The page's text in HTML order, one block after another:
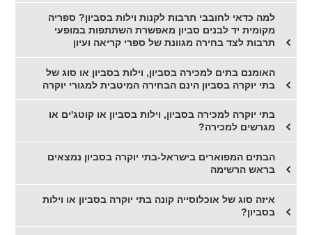
למה כדאי לחובבי תרבות לקנות וילות בסביון? ספריה
מקומית יד לבנים סביון מאפשרת השתתפות במופעי
תרבות לצד בחירה מגוונת של ספרי קריאה ועיון
האומנם בתים למכירה בסביון, וילות בסביון או סוג של
בתי יוקרה בסביון הינם הבחירה המיטבית למגורי יוקרה
בתי יוקרה למכירה בסביון, וילות בסביון או קוטג'ים או
מגרשים למכירה?
הבתים המפוארים בישראל-בתי יוקרה בסביון נמצאים
בראש הרשימה
איזה סוג של אוכלוסייה קונה בתי יוקרה בסביון או וילות
בסביון?